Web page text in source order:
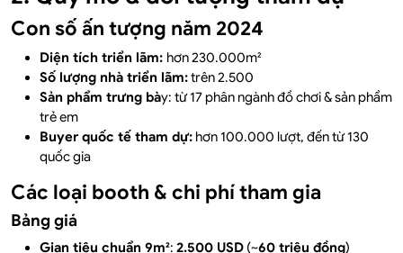
Con số ấn tượng năm 2024
Diện tích triển lãm: hơn 230.000m²
Số lượng nhà triển lãm:trên 2.500
Sản phẩm trưng bày: từ 17 phân ngành đồ chơi & sản phẩm
trẻ em
Buyer quốc tế tham dự: hơn 100.000 lượt, đến từ 130
quốc gia
Các loại booth & chi phí tham gia
Bảng giá
Gian tiêu chuẩn 9m²: 2.500 USD (~60 triệu đồng)